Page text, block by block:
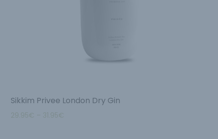
Sikkim Privee London Dry Gin
29.95€ – 31.95€